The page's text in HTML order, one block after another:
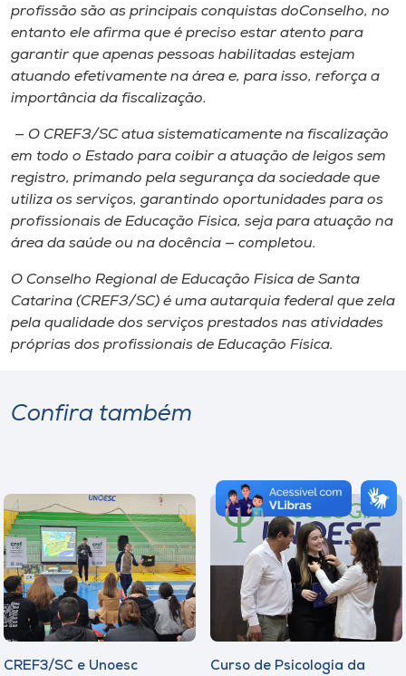
profissão são as principais conquistas do​Conselho, no
entanto ele afirma que é preciso estar atento para
garantir que apenas pessoas habilitadas estejam
atuando efetivamente na área e​,​ para isso​,​ reforça a
importância da fiscalização.
— O CREF3/SC atua sistematicamente na fiscalização
em todo o Estado para coibir a atuação de leigos sem
registro, primando pela segurança da sociedade que
utiliza os serviços, garantindo oportunidades para os
profissionais de Educação Física, seja para atuação na
área da saúde ou na docência — completou.
O Conselho Regional de Educação Física de Santa
Catarina (CREF3/SC) é uma autarquia federal que zela
pela qualidade dos serviços prestados nas atividades
próprias dos profissionais de Educação Física.
Confira também
CREF3/SC e Unoesc Curso de Psicologia da